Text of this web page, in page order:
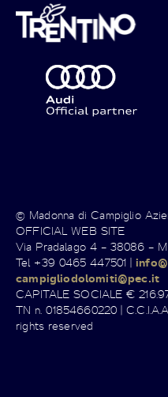
© Madonna di Campiglio
OFFICIAL WEB SITE
Via Pradalago 4 – 38086 –
Tel +39 0465 447501 |
campigliodolomiti@pec.it
CAPITALE SOCIALE €
TN n. 01854660220 |
rights reserved